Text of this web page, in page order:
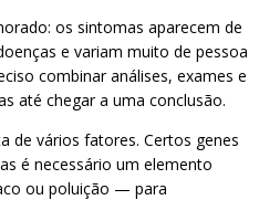
os sintomas aparecem de
e variam muito de pessoa
combinar análises, exames e
até chegar a uma conclusão.
de vários fatores. Certos genes
é necessário um elemento
ou poluição — para